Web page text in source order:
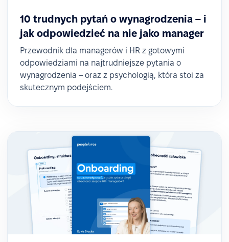
10 trudnych pytań o wynagrodzenia – i
jak odpowiedzieć na nie jako manager
Przewodnik dla managerów i HR z gotowymi
odpowiedziami na najtrudniejsze pytania o
wynagrodzenia – oraz z psychologią, która stoi za
skutecznym podejściem.